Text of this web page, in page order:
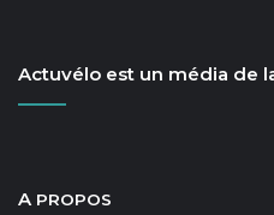
Actuvélo est un média de
A PROPOS